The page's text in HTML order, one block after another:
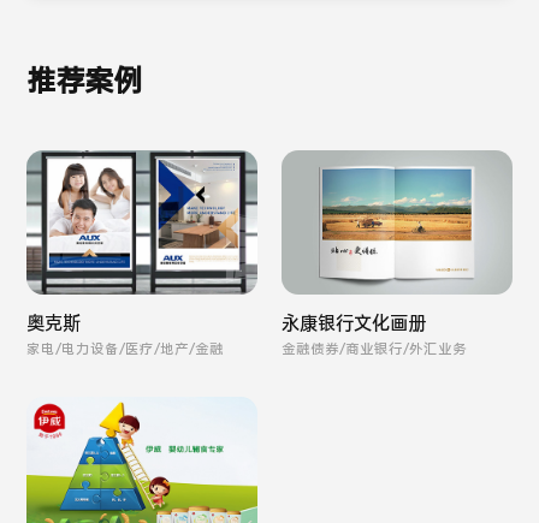
推荐案例
奥克斯
家电/电力设备/医疗/地产/金融
永康银行文化画册
金融债券/商业银行/外汇业务